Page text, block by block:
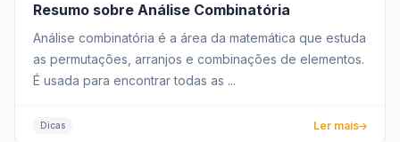
Resumo sobre Análise Combinatória
Análise combinatória é a área da matemática que estuda
as permutações, arranjos e combinações de elementos.
É usada para encontrar todas as ...
Dicas Ler mais